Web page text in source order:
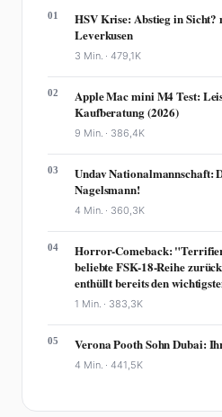
01
HSV Krise: Abstieg in Sicht?
Leverkusen
3 Min. ·479,1K
02
Apple Mac mini M4 Test:
Kaufberatung (2026)
9 Min. · 386,4K
03
Undav Nationalmannschaft:
Nagelsmann!
4 Min. · 360,3K
04
Horror-Comeback:
beliebte FSK-18-Reihe
enthüllt bereits den
1 Min. · 383,3K
05 Verona Pooth Sohn Dubai:
4 Min. ·441,5K